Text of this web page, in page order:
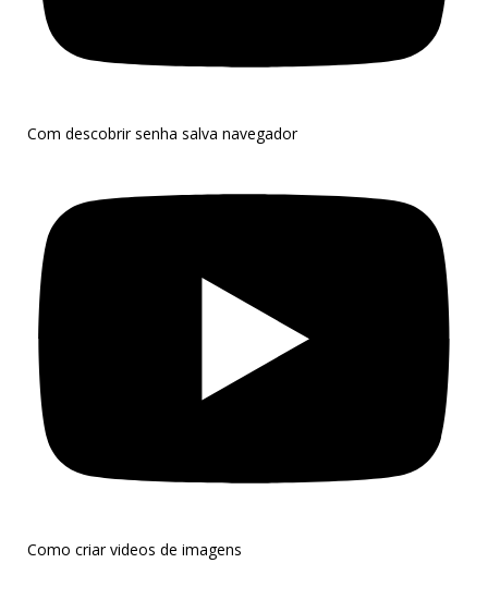
Com descobrir senha salva navegador
Como criar videos de imagens